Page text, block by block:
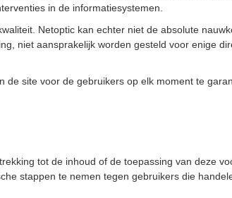
in de informatiesystemen.
Netoptic kan echter niet de absolute
niet aansprakelijk worden gesteld voor enige
site voor de gebruikers op elk moment te
tot de inhoud of de toepassing van deze
stappen te nemen tegen gebruikers die